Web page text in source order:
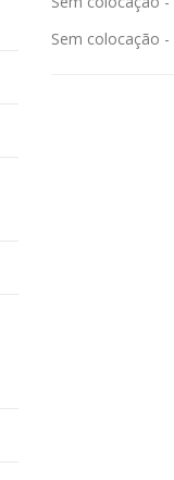
Sem colocação -